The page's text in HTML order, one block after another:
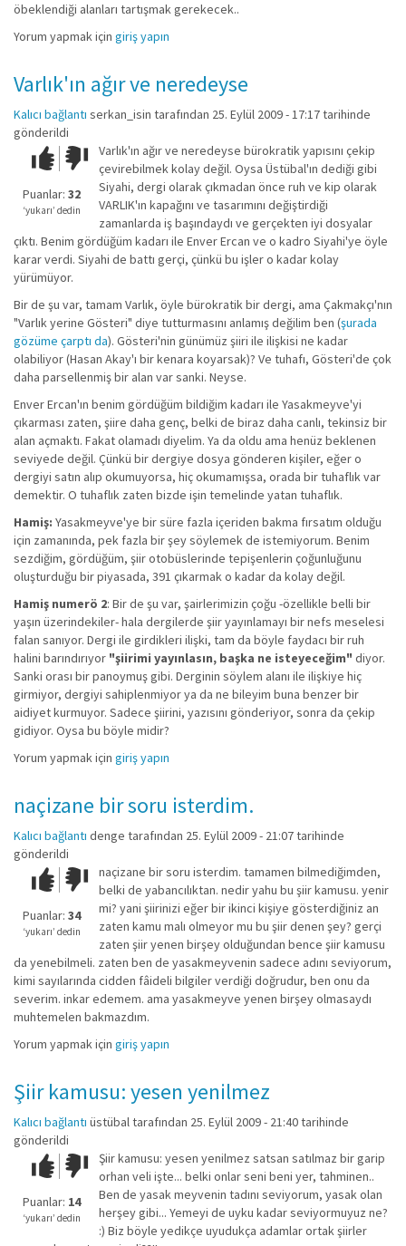
öbeklendiği alanları tartışmak gerekecek..
Yorum yapmak için giriş yapın
Varlık'ın ağır ve neredeyse
Kalıcı bağlantı serkan_isin tarafından 25. Eylül 2009 - 17:17 tarihinde
gönderildi
Çok iyi!O
kadar
iyi
değil!
Puanlar: 32
‘yukarı’ dedin
Varlık'ın ağır ve neredeyse bürokratik yapısını çekip
çevirebilmek kolay değil. Oysa Üstübal'ın dediği gibi
Siyahi, dergi olarak çıkmadan önce ruh ve kip olarak
VARLIK'ın kapağını ve tasarımını değiştirdiği
zamanlarda iş başındaydı ve gerçekten iyi dosyalar
çıktı. Benim gördüğüm kadarı ile Enver Ercan ve o kadro Siyahi'ye öyle
karar verdi. Siyahi de battı gerçi, çünkü bu işler o kadar kolay
yürümüyor.
Bir de şu var, tamam Varlık, öyle bürokratik bir dergi, ama Çakmakçı'nın
"Varlık yerine Gösteri" diye tutturmasını anlamış değilim ben (şurada
gözüme çarptı da). Gösteri'nin günümüz şiiri ile ilişkisi ne kadar
olabiliyor (Hasan Akay'ı bir kenara koyarsak)? Ve tuhafı, Gösteri'de çok
daha parsellenmiş bir alan var sanki. Neyse.
Enver Ercan'ın benim gördüğüm bildiğim kadarı ile Yasakmeyve'yi
çıkarması zaten, şiire daha genç, belki de biraz daha canlı, tekinsiz bir
alan açmaktı. Fakat olamadı diyelim. Ya da oldu ama henüz beklenen
seviyede değil. Çünkü bir dergiye dosya gönderen kişiler, eğer o
dergiyi satın alıp okumuyorsa, hiç okumamışsa, orada bir tuhaflık var
demektir. O tuhaflık zaten bizde işin temelinde yatan tuhaflık.
Hamiş: Yasakmeyve'ye bir süre fazla içeriden bakma fırsatım olduğu
için zamanında, pek fazla bir şey söylemek de istemiyorum. Benim
sezdiğim, gördüğüm, şiir otobüslerinde tepişenlerin çoğunluğunu
oluşturduğu bir piyasada, 391 çıkarmak o kadar da kolay değil.
Hamiş numerö 2: Bir de şu var, şairlerimizin çoğu -özellikle belli bir
yaşın üzerindekiler- hala dergilerde şiir yayınlamayı bir nefs meselesi
falan sanıyor. Dergi ile girdikleri ilişki, tam da böyle faydacı bir ruh
halini barındırıyor "şiirimi yayınlasın, başka ne isteyeceğim" diyor.
Sanki orası bir panoymuş gibi. Derginin söylem alanı ile ilişkiye hiç
girmiyor, dergiyi sahiplenmiyor ya da ne bileyim buna benzer bir
aidiyet kurmuyor. Sadece şiirini, yazısını gönderiyor, sonra da çekip
gidiyor. Oysa bu böyle midir?
Yorum yapmak için giriş yapın
naçizane bir soru isterdim.
Kalıcı bağlantı denge tarafından 25. Eylül 2009 - 21:07 tarihinde
gönderildi
Çok iyi!O
kadar
iyi
değil!
Puanlar: 34
‘yukarı’ dedin
naçizane bir soru isterdim. tamamen bilmediğimden,
belki de yabancılıktan. nedir yahu bu şiir kamusu. yenir
mi? yani şiirinizi eğer bir ikinci kişiye gösterdiğiniz an
zaten kamu malı olmeyor mu bu şiir denen şey? gerçi
zaten şiir yenen birşey olduğundan bence şiir kamusu
da yenebilmeli. zaten ben de yasakmeyvenin sadece adını seviyorum,
kimi sayılarında cidden fâideli bilgiler verdiği doğrudur, ben onu da
severim. inkar edemem. ama yasakmeyve yenen birşey olmasaydı
muhtemelen bakmazdım.
Yorum yapmak için giriş yapın
Şiir kamusu: yesen yenilmez
Kalıcı bağlantı üstübaltarafından 25. Eylül 2009 - 21:40 tarihinde
gönderildi
Çok iyi!O
kadar
iyi
değil!
Puanlar: 14
‘yukarı’ dedin
Şiir kamusu: yesen yenilmez satsan satılmaz bir garip
orhan veli işte... belki onlar seni beni yer, tahminen..
Ben de yasak meyvenin tadını seviyorum, yasak olan
herşey gibi... Yemeyi de uyku kadar seviyormuyuz ne?
:) Biz böyle yedikçe uyudukça adamlar ortak şiirler